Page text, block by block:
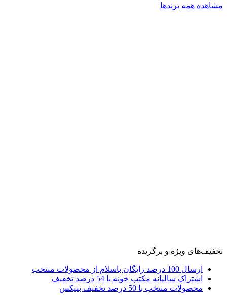
مشاهده همه برندها
تخفیف‌های ویژه و برگزیده
ارسال 100 درصد رایگان باسلام از محصولات منتخب
اشتراک سالیانه مکتب خونه با 54 درصد تخفیف
محصولات منتخب با 50 درصد تخفیف بنیکس